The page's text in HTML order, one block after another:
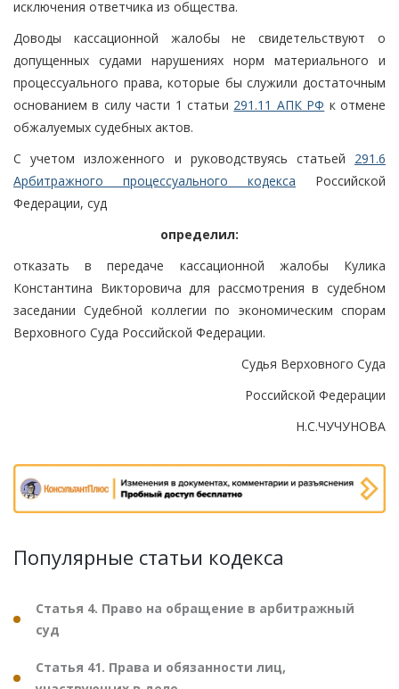
исключения ответчика из общества.
Доводы кассационной жалобы не свидетельствуют о
допущенных судами нарушениях норм материального и
процессуального права, которые бы служили достаточным
основанием в силу части 1 статьи 291.11 АПК РФ к отмене
обжалуемых судебных актов.
С учетом изложенного и руководствуясь статьей 291.6
Арбитражного процессуального кодекса Российской
Федерации, суд
определил:
отказать в передаче кассационной жалобы Кулика
Константина Викторовича для рассмотрения в судебном
заседании Судебной коллегии по экономическим спорам
Верховного Суда Российской Федерации.
Судья Верховного Суда
Российской Федерации
Н.С.ЧУЧУНОВА
Популярные статьи кодекса
Статья 4. Право на обращение в арбитражный
суд
Статья 41. Права и обязанности лиц,